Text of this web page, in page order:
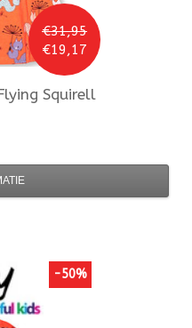
€31,95
€19,17
Squirell
-50%